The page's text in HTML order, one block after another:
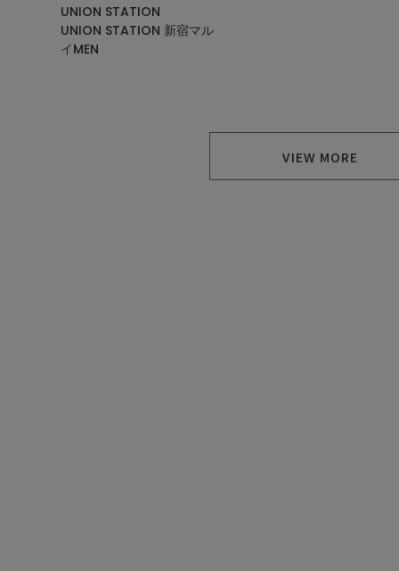
UNION STATION
UNION STATION 新宿マル
イMEN
VIEW MORE